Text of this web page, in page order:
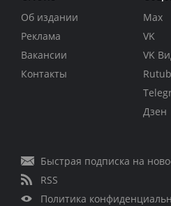
Об издании
Реклама
Вакансии
Контакты
Max
VK
VK
Дзен
Быстрая подписка на
RSS
Политика